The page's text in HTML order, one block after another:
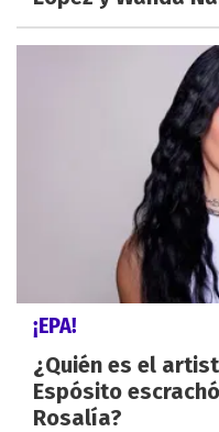
¡EPA!
¿Quién es el
Espósito
Rosalía?